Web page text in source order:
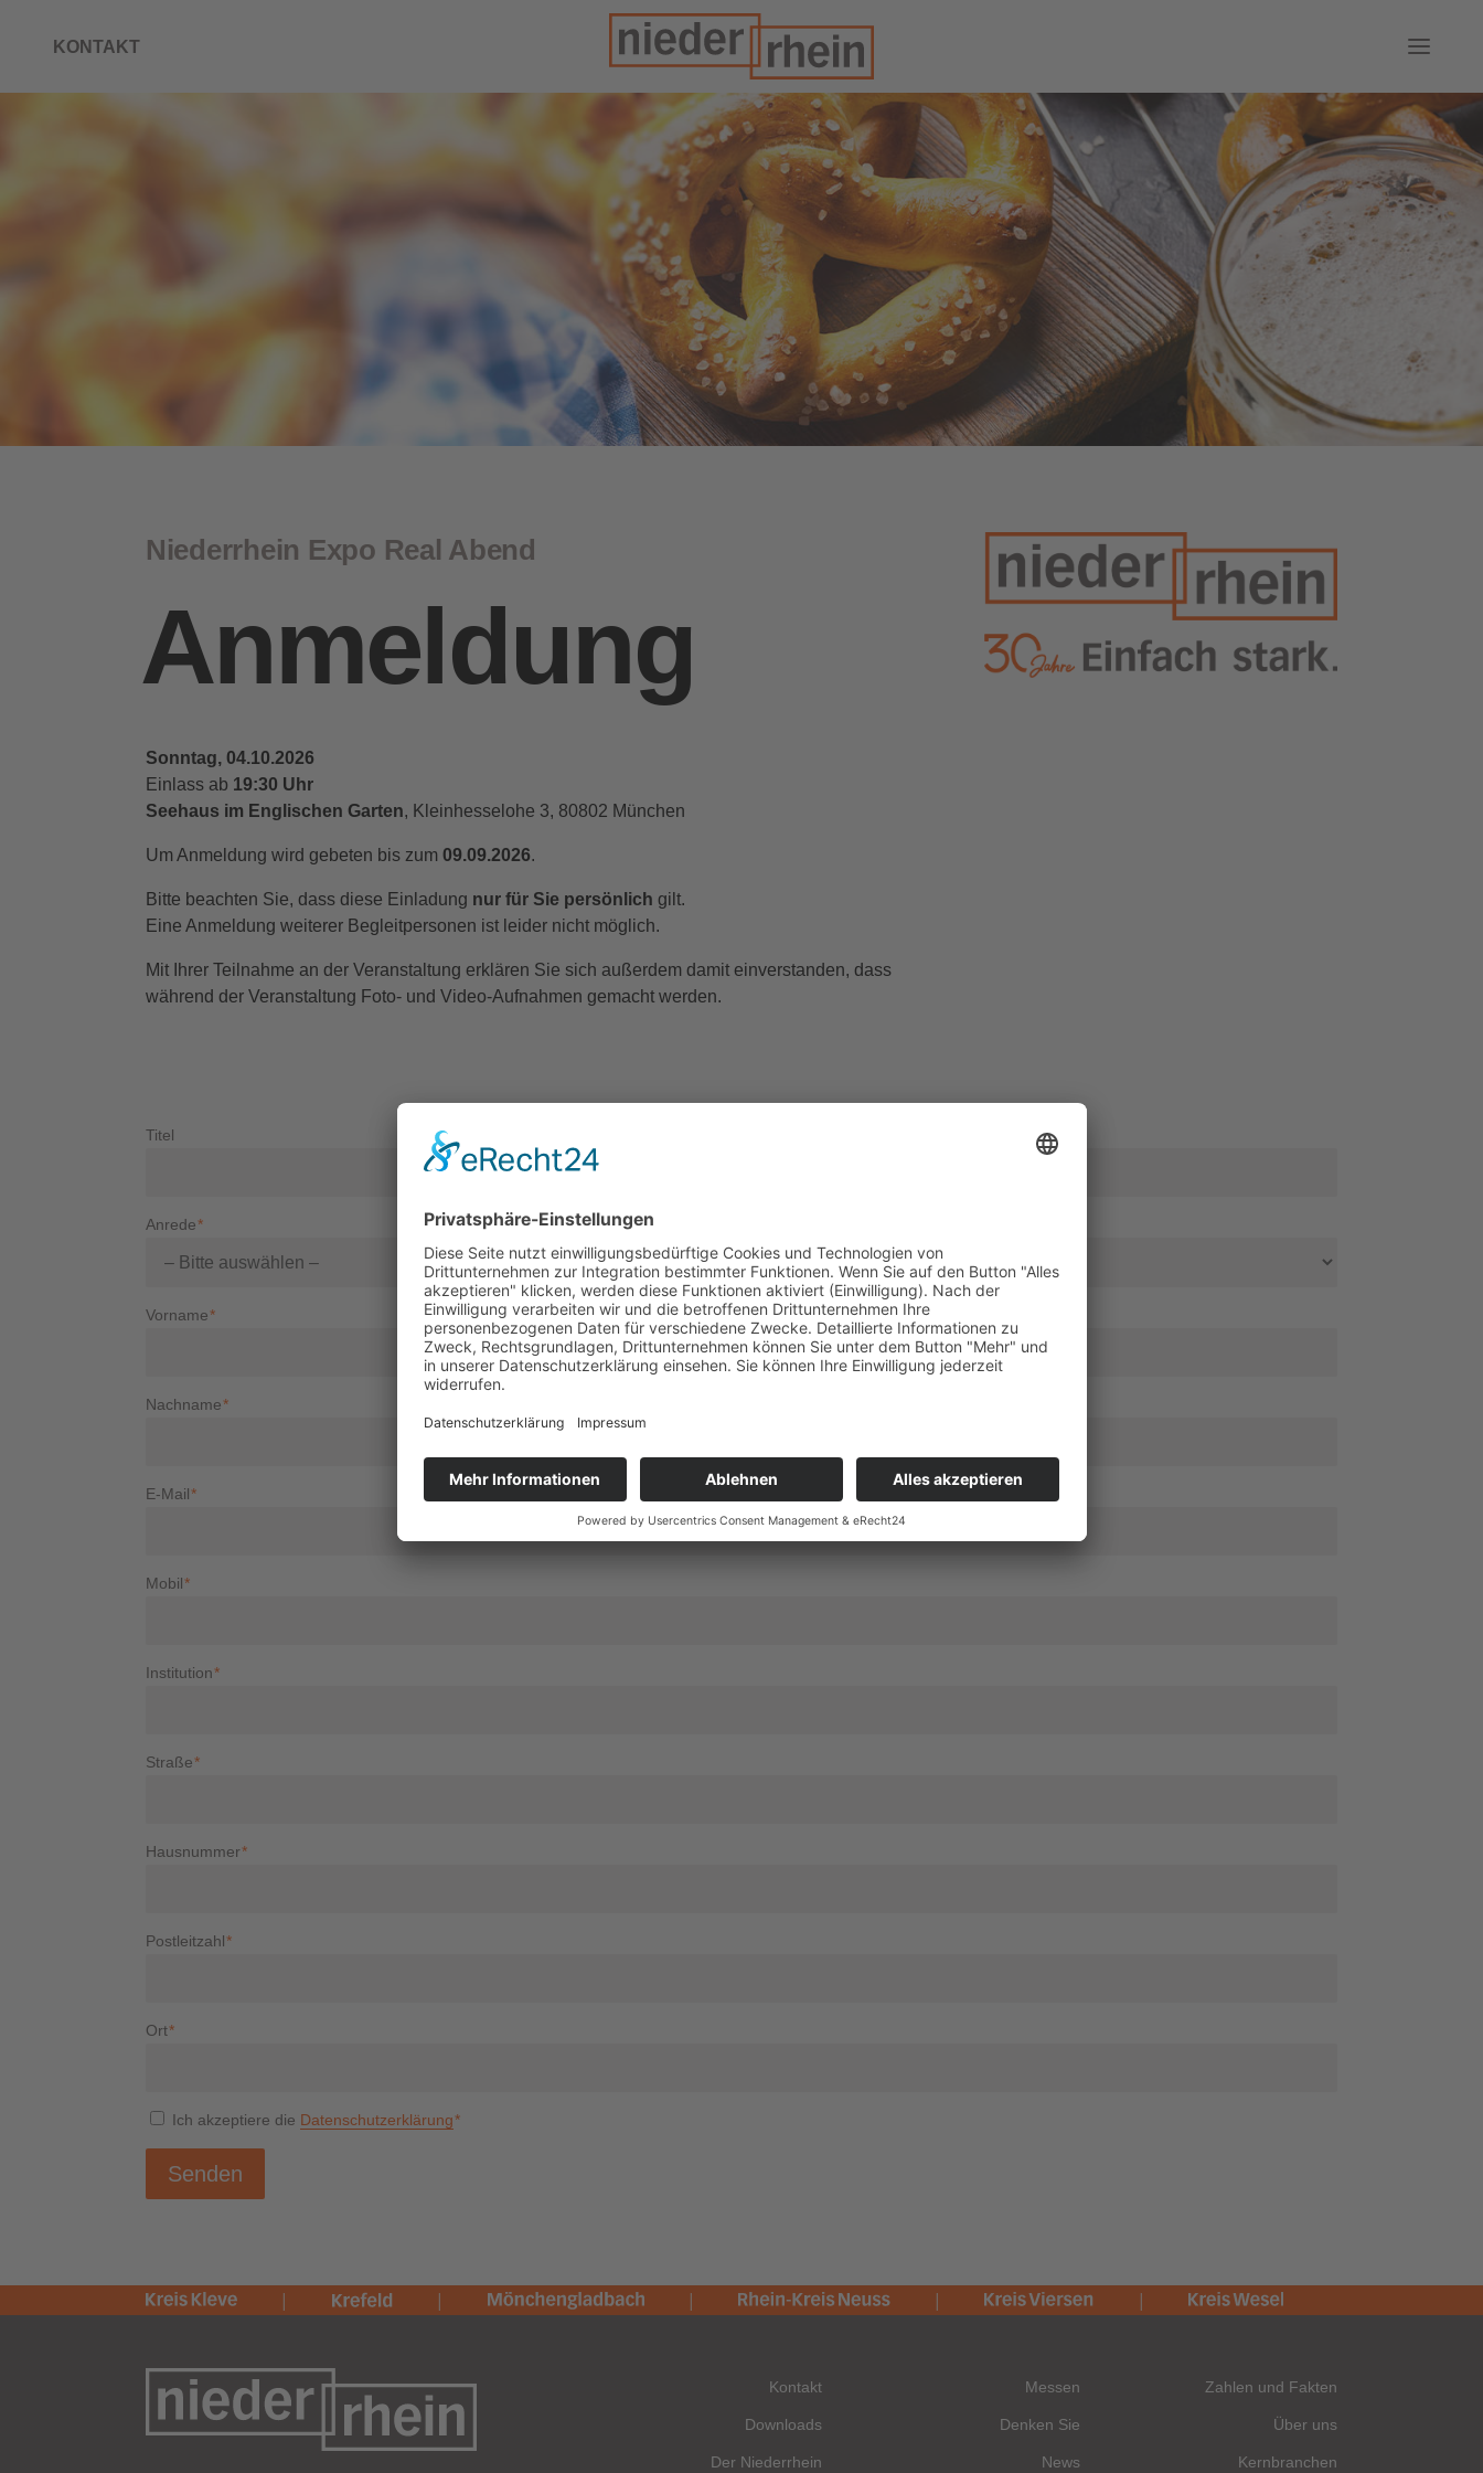
KONTAKT
Niederrhein Expo Real Abend
Anmeldung
Sonntag, 04.10.2026
Einlass ab 19:30 Uhr
Seehaus im Englischen Garten, Kleinhesselohe 3, 80802 München
Um Anmeldung wird gebeten bis zum 09.09.2026.
Bitte beachten Sie, dass diese Einladung nur für Sie persönlich gilt.
Eine Anmeldung weiterer Begleitpersonen ist leider nicht möglich.
Mit Ihrer Teilnahme an der Veranstaltung erklären Sie sich außerdem damit einverstanden, dass
während der Veranstaltung Foto- und Video-Aufnahmen gemacht werden.
Titel
Anrede*
Vorname*
Nachname*
E-Mail*
Mobil*
Institution*
Straße*
Hausnummer*
Postleitzahl*
Ort*
Ich akzeptiere die Datenschutzerklärung*
Senden
Kontakt Messen Zahlen und Fakten
Downloads Denken Sie Über uns
Der Niederrhein News Kernbranchen